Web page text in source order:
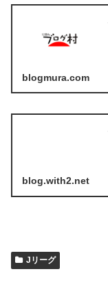
blogmura.com
blog.with2.net
Jリーグ